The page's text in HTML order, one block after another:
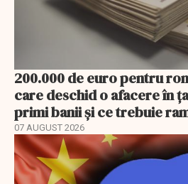
200.000 de euro pentru
care deschid o afacere în
primi banii și ce trebuie
07 AUGUST 2026